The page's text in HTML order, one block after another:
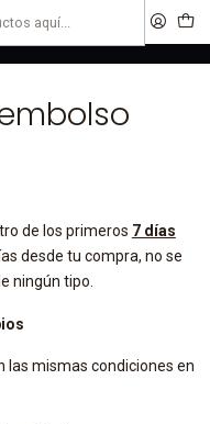
de los primeros 7 días
desde tu compra, no se
ningún tipo.
las mismas condiciones en